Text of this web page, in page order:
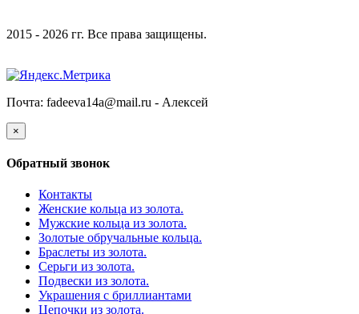
2015 - 2026 гг. Все права защищены.
Почта: fadeeva14a@mail.ru - Алексей
×
Обратный звонок
Контакты
Женские кольца из золота.
Мужские кольца из золота.
Золотые обручальные кольца.
Браслеты из золота.
Серьги из золота.
Подвески из золота.
Украшения с бриллиантами
Цепочки из золота.